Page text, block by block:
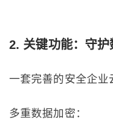
2. 关键功能：守
一套完善的安全企业
多重数据加密：